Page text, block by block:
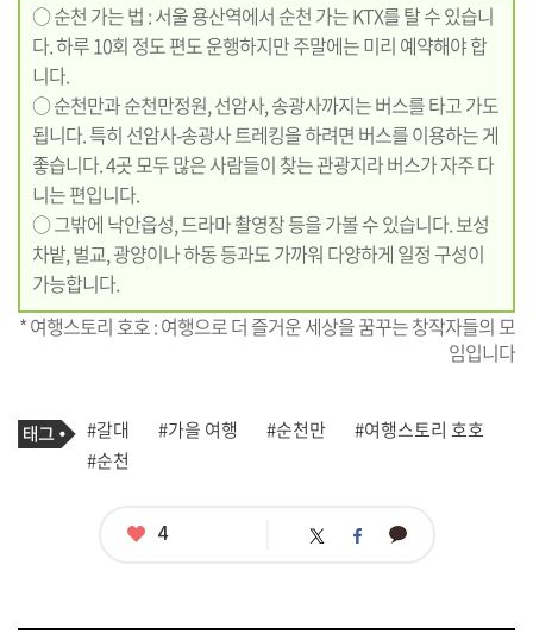
○ 순천 가는 법 : 서울 용산역에서 순천 가는 KTX를 탈 수 있습니
다. 하루 10회 정도 편도 운행하지만 주말에는 미리 예약해야 합
니다.
○ 순천만과 순천만정원, 선암사, 송광사까지는 버스를 타고 가도
됩니다. 특히 선암사-송광사 트레킹을 하려면 버스를 이용하는 게
좋습니다. 4곳 모두 많은 사람들이 찾는 관광지라 버스가 자주 다
니는 편입니다.
○ 그밖에 낙안읍성, 드라마 촬영장 등을 가볼 수 있습니다. 보성
차밭, 벌교, 광양이나 하동 등과도 가까워 다양하게 일정 구성이
가능합니다.
* 여행스토리 호호 : 여행으로 더 즐거운 세상을 꿈꾸는 창작자들의 모
임입니다
기
사
관
련
태
그
#갈대 #가을 여행 #순천만
#여행스토리 호호
#순천
좋
4 트 페 카